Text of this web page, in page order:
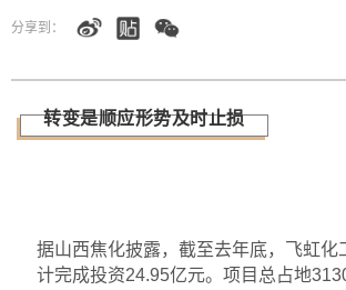
分享到：
转变是顺应形势及时止损
据山西焦化披露，截至去年底，飞虹化
计完成投资24.95亿元。项目总占地